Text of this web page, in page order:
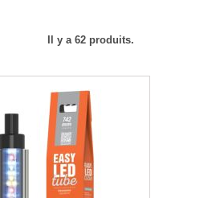
Il y a 62 produits.